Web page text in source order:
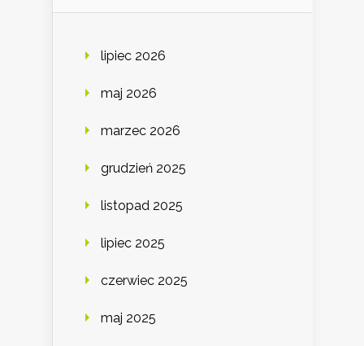
lipiec 2026
maj 2026
marzec 2026
grudzień 2025
listopad 2025
lipiec 2025
czerwiec 2025
maj 2025